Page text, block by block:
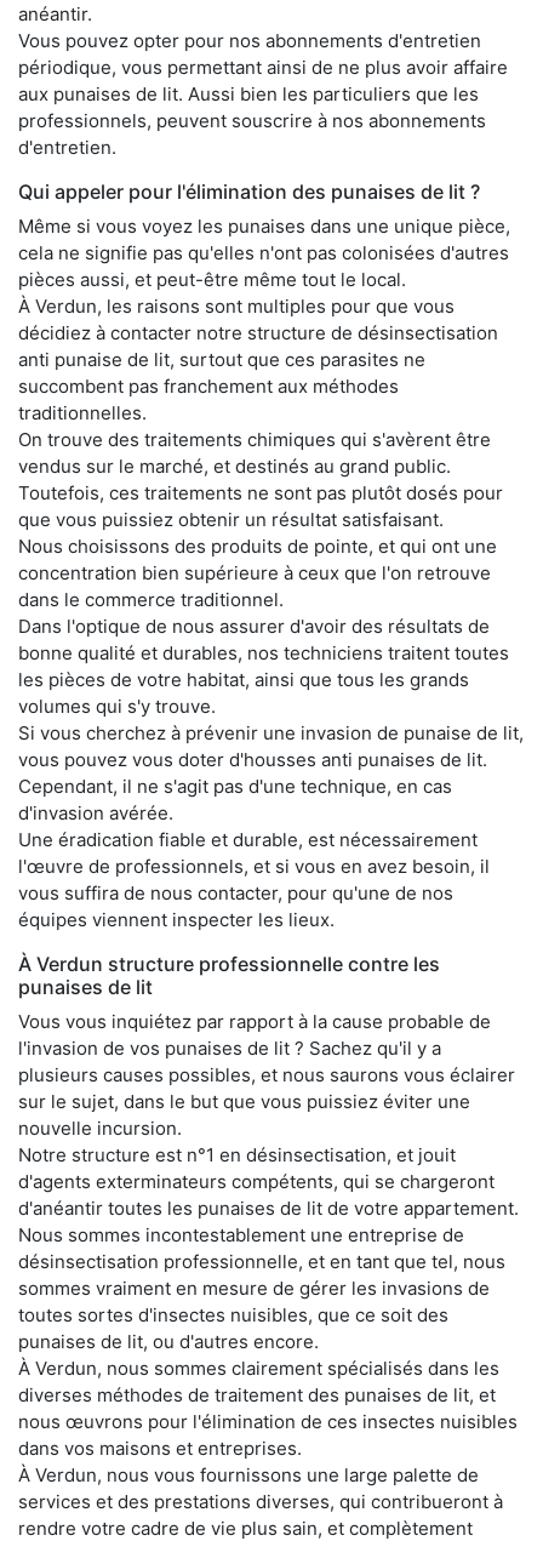
anéantir.
Vous pouvez opter pour nos abonnements d'entretien
périodique, vous permettant ainsi de ne plus avoir affaire
aux punaises de lit. Aussi bien les particuliers que les
professionnels, peuvent souscrire à nos abonnements
d'entretien.
Qui appeler pour l'élimination des punaises de lit ?
Même si vous voyez les punaises dans une unique pièce,
cela ne signifie pas qu'elles n'ont pas colonisées d'autres
pièces aussi, et peut-être même tout le local.
À Verdun, les raisons sont multiples pour que vous
décidiez à contacter notre structure de désinsectisation
anti punaise de lit, surtout que ces parasites ne
succombent pas franchement aux méthodes
traditionnelles.
On trouve des traitements chimiques qui s'avèrent être
vendus sur le marché, et destinés au grand public.
Toutefois, ces traitements ne sont pas plutôt dosés pour
que vous puissiez obtenir un résultat satisfaisant.
Nous choisissons des produits de pointe, et qui ont une
concentration bien supérieure à ceux que l'on retrouve
dans le commerce traditionnel.
Dans l'optique de nous assurer d'avoir des résultats de
bonne qualité et durables, nos techniciens traitent toutes
les pièces de votre habitat, ainsi que tous les grands
volumes qui s'y trouve.
Si vous cherchez à prévenir une invasion de punaise de lit,
vous pouvez vous doter d'housses anti punaises de lit.
Cependant, il ne s'agit pas d'une technique, en cas
d'invasion avérée.
Une éradication fiable et durable, est nécessairement
l'œuvre de professionnels, et si vous en avez besoin, il
vous suffira de nous contacter, pour qu'une de nos
équipes viennent inspecter les lieux.
À Verdun structure professionnelle contre les
punaises de lit
Vous vous inquiétez par rapport à la cause probable de
l'invasion de vos punaises de lit ? Sachez qu'il y a
plusieurs causes possibles, et nous saurons vous éclairer
sur le sujet, dans le but que vous puissiez éviter une
nouvelle incursion.
Notre structure est n°1 en désinsectisation, et jouit
d'agents exterminateurs compétents, qui se chargeront
d'anéantir toutes les punaises de lit de votre appartement.
Nous sommes incontestablement une entreprise de
désinsectisation professionnelle, et en tant que tel, nous
sommes vraiment en mesure de gérer les invasions de
toutes sortes d'insectes nuisibles, que ce soit des
punaises de lit, ou d'autres encore.
À Verdun, nous sommes clairement spécialisés dans les
diverses méthodes de traitement des punaises de lit, et
nous œuvrons pour l'élimination de ces insectes nuisibles
dans vos maisons et entreprises.
À Verdun, nous vous fournissons une large palette de
services et des prestations diverses, qui contribueront à
rendre votre cadre de vie plus sain, et complètement